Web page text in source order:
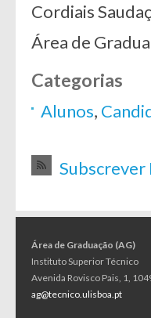
Cordiais
Área de
Categorias
Alunos,
Subscrever
Área de Graduação (AG)
Instituto Superior Técnico
Avenida Rovisco Pais, 1,
ag@tecnico.ulisboa.pt